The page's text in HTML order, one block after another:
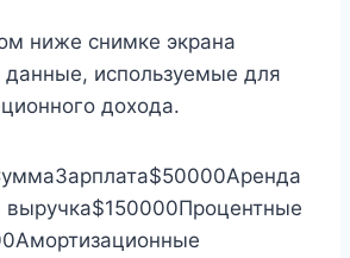
ниже снимке экрана
используемые для
дохода.